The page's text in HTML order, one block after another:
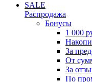
SALE
Распродажа
Бонусы
1 000
За
От
За
По